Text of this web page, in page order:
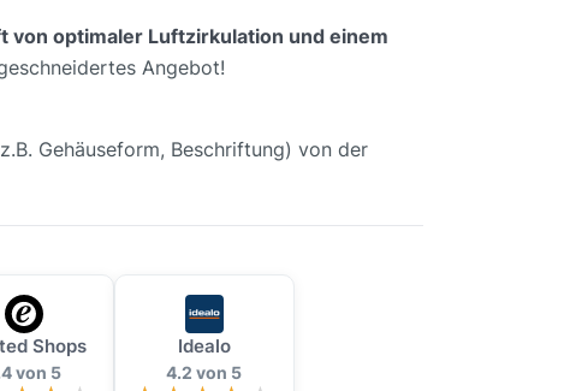
von optimaler Luftzirkulation und einem
Angebot!
Gehäuseform, Beschriftung) von der
Shops
von 5
Idealo
4.2 von 5